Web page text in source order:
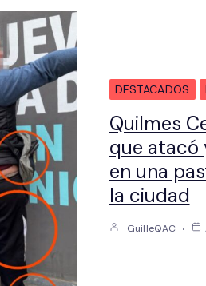
DESTACADOS
Quilmes
que atacó
en una
la ciudad
GuilleQAC